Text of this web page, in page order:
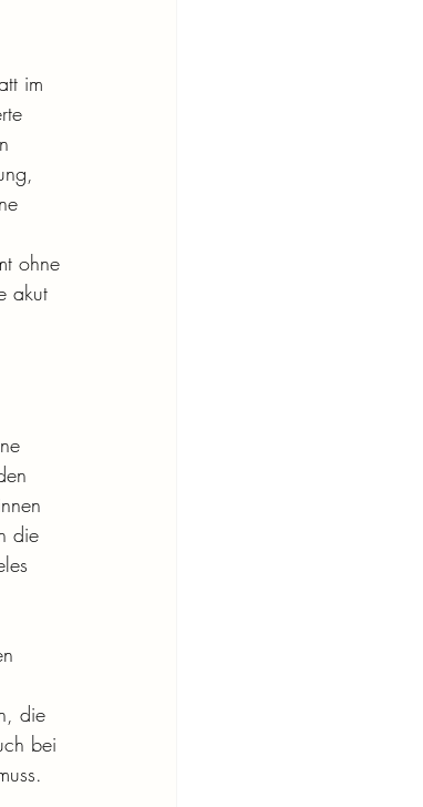
im
ohne
akut
die
die
bei